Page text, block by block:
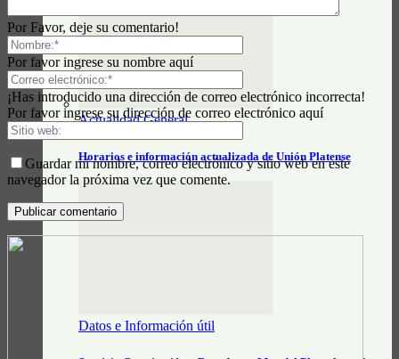
Actualidad General
Horarios e información actualizada de Unión Platense
Datos e Información útil
Por Favor, deje su comentario!
Por favor ingrese su nombre aquí
¡Has introducido una dirección de correo electrónico incorrecta!
Por favor ingrese su dirección de correo electrónico aquí
Guardar mi nombre, correo electrónico y sitio web en este
navegador la próxima vez que comente.